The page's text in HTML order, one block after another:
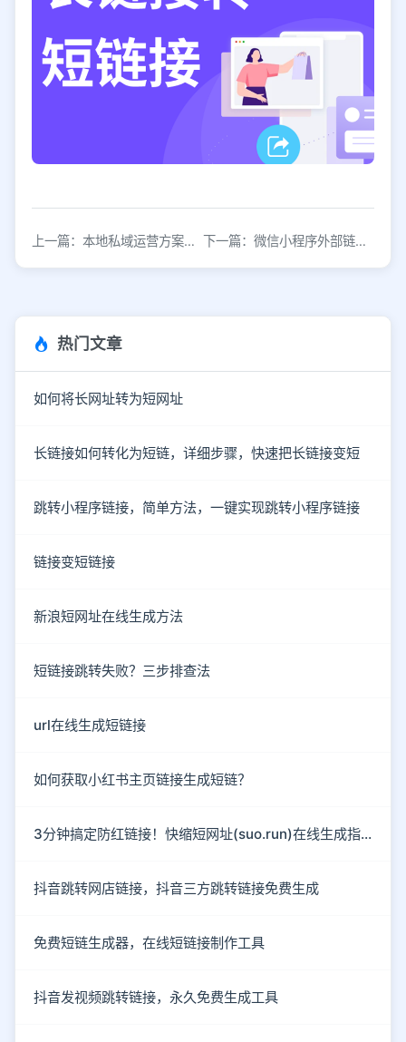
上一篇：本地私域运营方案，精准流量转化策略 下一篇：微信小程序外部链接如何实现
热门文章
如何将长网址转为短网址
长链接如何转化为短链，详细步骤，快速把长链接变短
跳转小程序链接，简单方法，一键实现跳转小程序链接
链接变短链接
新浪短网址在线生成方法
短链接跳转失败？三步排查法
url在线生成短链接
如何获取小红书主页链接生成短链？
3分钟搞定防红链接！快缩短网址(suo.run)在线生成指南
抖音跳转网店链接，抖音三方跳转链接免费生成
免费短链生成器，在线短链接制作工具
抖音发视频跳转链接，永久免费生成工具